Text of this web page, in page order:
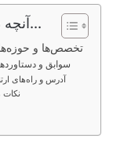
آنچه در این مقاله میخوانید...
تخصص‌ها و
سوابق و
آدرس و راه‌های
نکات